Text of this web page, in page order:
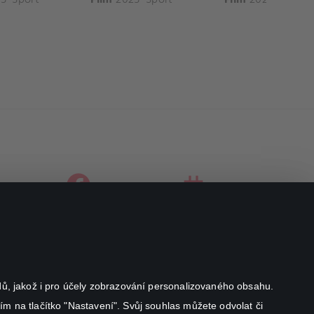
jakož i pro účely zobrazování personalizovaného obsahu.
na tlačítko "Nastavení". Svůj souhlas můžete odvolat či
facebookinstagram